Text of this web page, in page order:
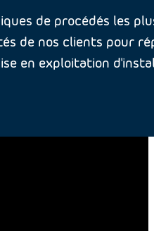
de procédés les
de nos clients pour
en exploitation